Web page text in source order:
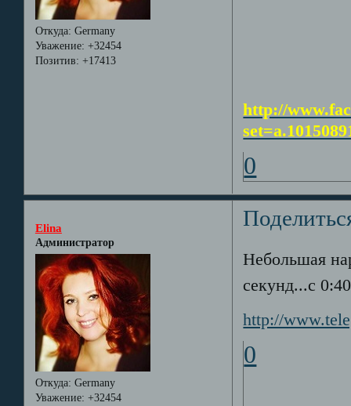
Откуда: Germany
Уважение: +32454
Позитив: +17413
http://
0
Elina
Администратор
Откуда: Germany
Уважение: +32454
Небольшая
секунд...с
http://
0